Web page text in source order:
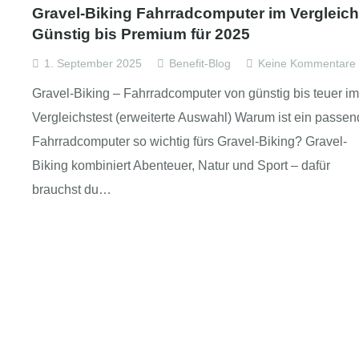
Gravel-Biking Fahrradcomputer im
Günstig bis Premium für 2025
1. September 2025 Benefit-Blog Keine Kommentare
Gravel-Biking – Fahrradcomputer von günstig bis teuer im
Vergleichstest (erweiterte Auswahl) Warum ist ein
Fahrradcomputer so wichtig fürs Gravel-Biking? Gravel-
Biking kombiniert Abenteuer, Natur und Sport – dafür
brauchst du…